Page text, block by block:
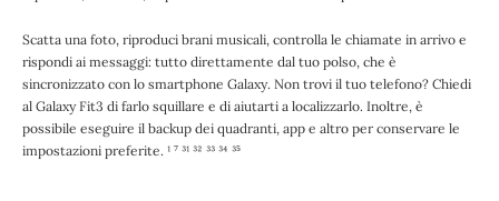
Scatta una foto, riproduci brani musicali, controlla le chiamate in arrivo e
rispondi ai messaggi: tutto direttamente dal tuo polso, che è
sincronizzato con lo smartphone Galaxy. Non trovi il tuo telefono? Chiedi
al Galaxy Fit3 di farlo squillare e di aiutarti a localizzarlo. Inoltre, è
possibile eseguire il backup dei quadranti, app e altro per conservare le
impostazioni preferite. ¹ ⁷ ³¹ ³² ³³ ³⁴ ³⁵